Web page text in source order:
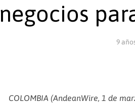
negocios
9
COLOMBIA (AndeanWire, 1 de